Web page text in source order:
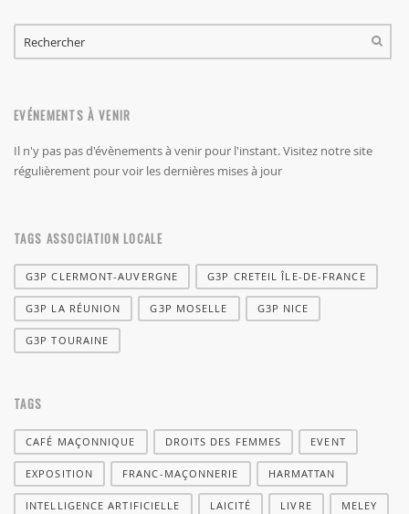
FORMULAIRE DE RECHERCHE
EVÉNEMENTS À VENIR
Il n'y pas pas d'évènements à venir pour l'instant. Visitez notre site
régulièrement pour voir les dernières mises à jour
TAGS ASSOCIATION LOCALE
G3P CLERMONT-AUVERGNE G3P CRETEIL ÎLE-DE-FRANCE
G3P LA RÉUNION G3P MOSELLE G3P NICE
G3P TOURAINE
TAGS
CAFÉ MAÇONNIQUE DROITS DES FEMMES EVENT
EXPOSITION FRANC-MAÇONNERIE HARMATTAN
INTELLIGENCE ARTIFICIELLE LAICITÉ LIVRE MELEY